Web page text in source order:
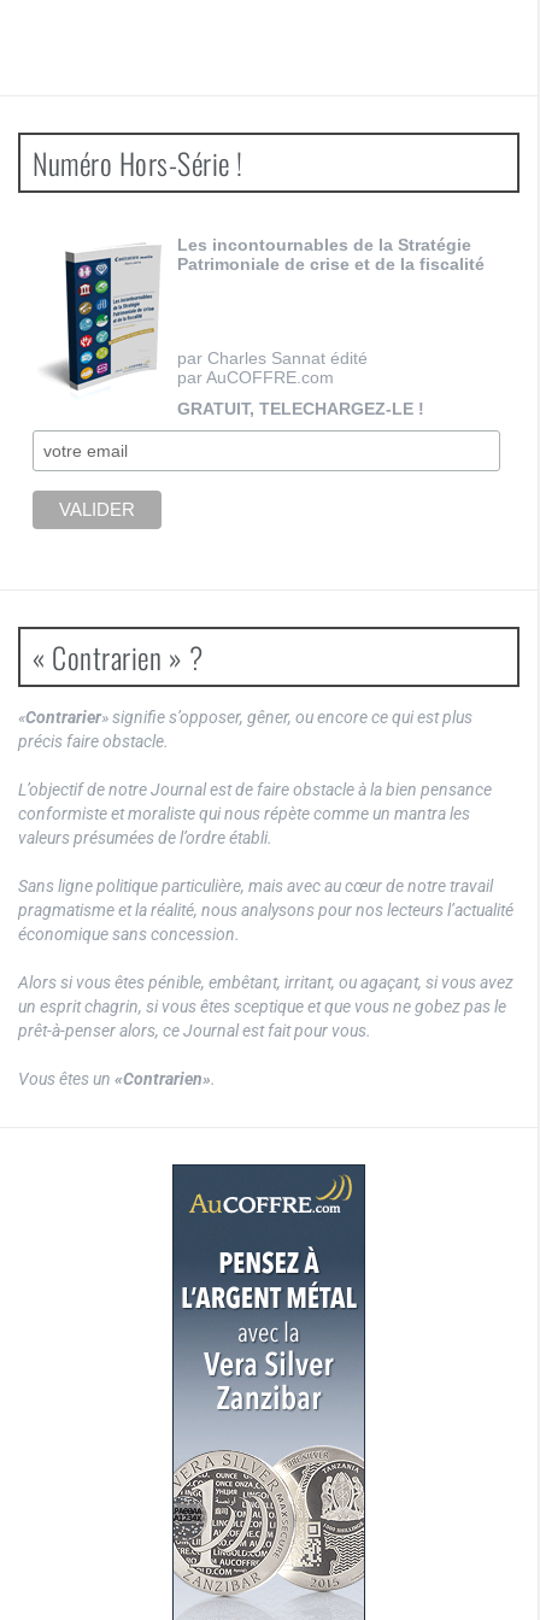
Numéro Hors-Série !
Les incontournables de la Stratégie
Patrimoniale de crise et de la fiscalité
par Charles Sannat édité
par AuCOFFRE.com
GRATUIT, TELECHARGEZ-LE !
« Contrarien » ?
«Contrarier» signifie s’opposer, gêner, ou encore ce qui est plus
précis faire obstacle.
L’objectif de notre Journal est de faire obstacle à la bien pensance
conformiste et moraliste qui nous répète comme un mantra les
valeurs présumées de l’ordre établi.
Sans ligne politique particulière, mais avec au cœur de notre travail
pragmatisme et la réalité, nous analysons pour nos lecteurs l’actualité
économique sans concession.
Alors si vous êtes pénible, embêtant, irritant, ou agaçant, si vous avez
un esprit chagrin, si vous êtes sceptique et que vous ne gobez pas le
prêt-à-penser alors, ce Journal est fait pour vous.
Vous êtes un «Contrarien».